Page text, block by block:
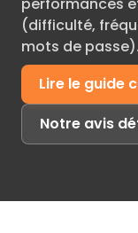
(difficulté,
mots de passe).
Lire le guide
Notre avis